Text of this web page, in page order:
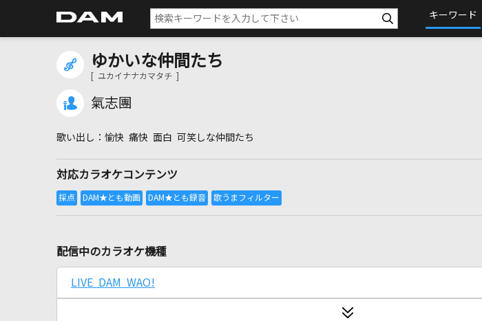
キーワード
ゆかいな仲間たち
[ ユカイナナカマタチ ]
氣志團
愉快 痛快 面白 可笑しな仲間たち
対応カラオケコンテンツ
配信中のカラオケ機種
LIVE DAM WAO!